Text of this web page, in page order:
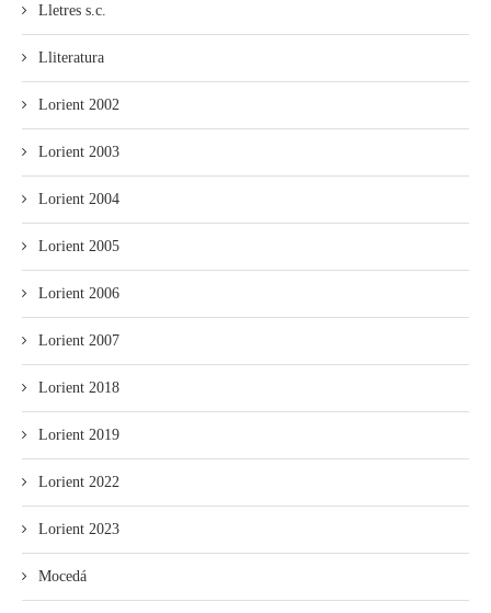
Lletres s.c.
Lliteratura
Lorient 2002
Lorient 2003
Lorient 2004
Lorient 2005
Lorient 2006
Lorient 2007
Lorient 2018
Lorient 2019
Lorient 2022
Lorient 2023
Mocedá